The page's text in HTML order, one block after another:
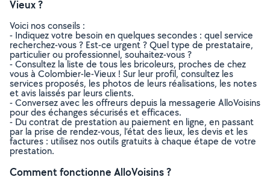
Vieux ?
Voici nos conseils :
- Indiquez votre besoin en quelques secondes : quel service
recherchez-vous ? Est-ce urgent ? Quel type de prestataire,
particulier ou professionnel, souhaitez-vous ?
- Consultez la liste de tous les bricoleurs, proches de chez
vous à Colombier-le-Vieux ! Sur leur profil, consultez les
services proposés, les photos de leurs réalisations, les notes
et avis laissés par leurs clients.
- Conversez avec les offreurs depuis la messagerie AlloVoisins
pour des échanges sécurisés et efficaces.
- Du contrat de prestation au paiement en ligne, en passant
par la prise de rendez-vous, l’état des lieux, les devis et les
factures : utilisez nos outils gratuits à chaque étape de votre
prestation.
Comment fonctionne AlloVoisins ?